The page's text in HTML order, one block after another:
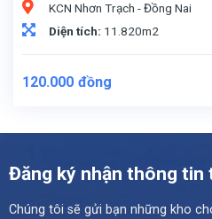
KCN Nhơn Trạch - Đồng Nai
Diện tích: 11.820m2
120.000 đồng
Đăng ký nhận thông tin
Chúng tôi sẽ gửi bạn những kho